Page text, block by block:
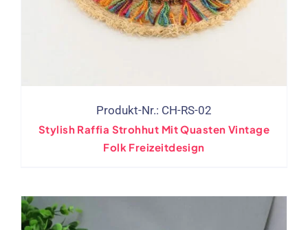
Produkt-Nr.: CH-RS-02
Stylish Raffia Strohhut Mit Quasten Vintage
Folk Freizeitdesign